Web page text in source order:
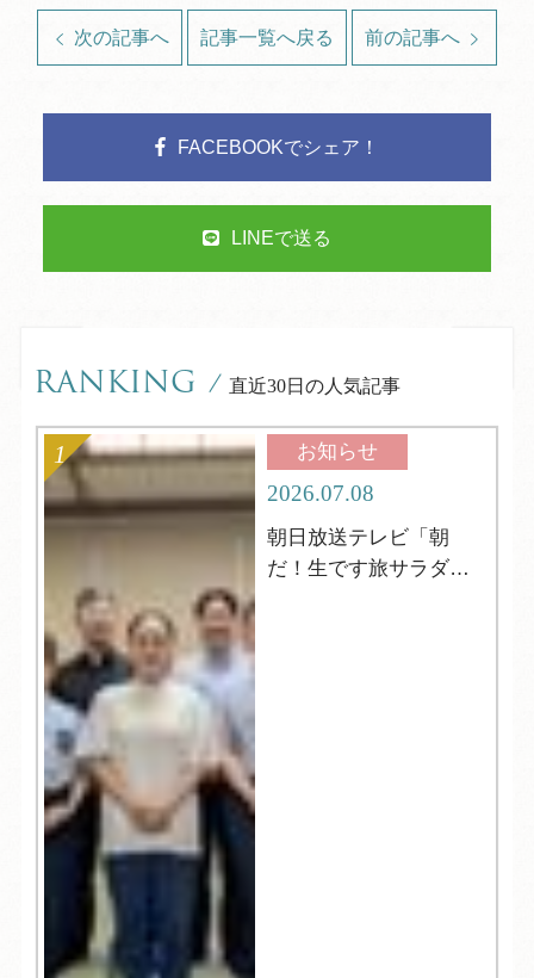
次の記事へ 記事一覧へ戻る 前の記事へ
FACEBOOKでシェア！
LINEで送る
RANKING / 直近30日の人気記事
お知らせ
2026.07.08
朝日放送テレビ「朝
だ！生です旅サラダ」